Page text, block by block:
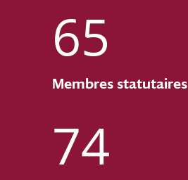
65
Membres statutaires
74